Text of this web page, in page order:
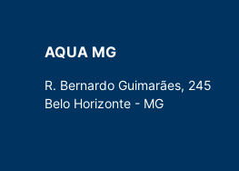
AQUA MG
R. Bernardo Guimarães, 245
Belo Horizonte - MG